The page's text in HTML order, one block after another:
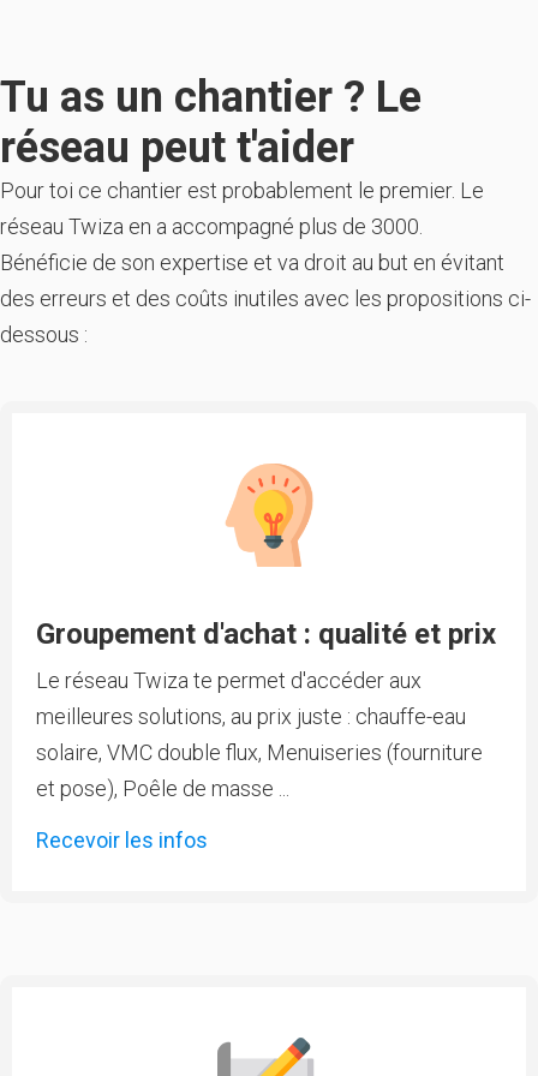
Tu as un chantier ? Le
réseau peut t'aider
Pour toi ce chantier est probablement le premier. Le
réseau Twiza en a accompagné plus de 3000.
Bénéficie de son expertise et va droit au but en évitant
des erreurs et des coûts inutiles avec les propositions ci-
dessous :
Groupement d'achat : qualité et prix
Le réseau Twiza te permet d'accéder aux
meilleures solutions, au prix juste : chauffe-eau
solaire, VMC double flux, Menuiseries (fourniture
et pose), Poêle de masse ...
Recevoir les infos